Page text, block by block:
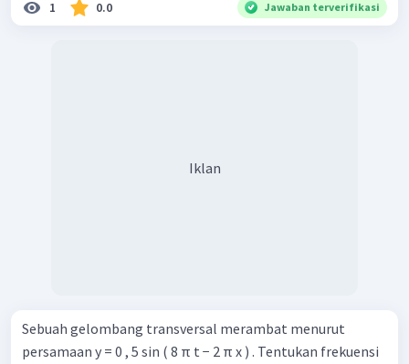
1 0.0 Jawaban terverifikasi
Iklan
Sebuah gelombang transversal merambat menurut
persamaan y = 0 , 5 sin ( 8 π t − 2 π x ) . Tentukan frekuensi